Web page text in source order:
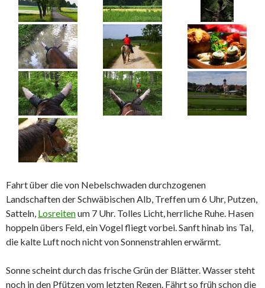
Fahrt über die von Nebelschwaden durchzogenen
Landschaften der Schwäbischen Alb, Treffen um 6 Uhr, Putzen,
Satteln, Losreitenum 7 Uhr. Tolles Licht, herrliche Ruhe. Hasen
hoppeln übers Feld, ein Vogel fliegt vorbei. Sanft hinab ins Tal,
die kalte Luft noch nicht von Sonnenstrahlen erwärmt.
Sonne scheint durch das frische Grün der Blätter. Wasser steht
noch in den Pfützen vom letzten Regen. Fährt so früh schon die